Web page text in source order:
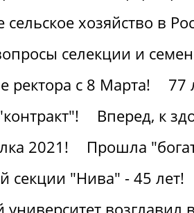
сельское хозяйство в
селекции и
ректора с 8 Марта!
77
Вперед, к
2021!
Прошла
секции "Нива" - 45 лет!
возглавил